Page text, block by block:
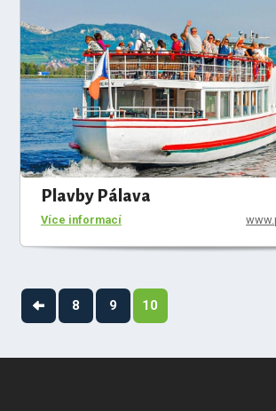
Plavby Pálava
Více informací
8 9 10